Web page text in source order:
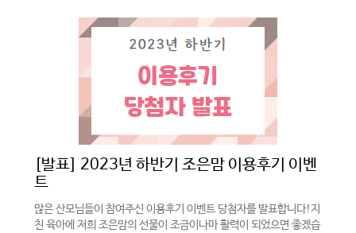
[발표] 2023년 하반기 조은맘 이용후기 이벤
트
많은 산모님들이 참여주신 이용후기 이벤트 당첨자를 발표합니다!지
친 육아에 저희 조은맘의 선물이 조금이나마 활력이 되었으면 좋겠습